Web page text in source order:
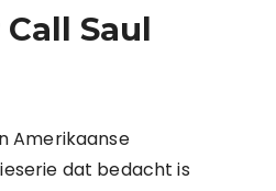
Saul
Amerikaanse
dat bedacht is